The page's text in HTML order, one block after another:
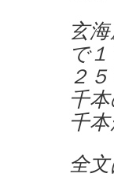
玄
で
２
千
千
全